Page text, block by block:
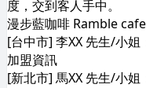
度，交到客人手中。
漫步藍咖啡 Ramble
[台中市] 李XX 先生/小
加盟資訊
[新北市] 馬XX 先生/小